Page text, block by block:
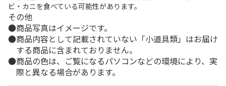
ビ・カニを食べている可能性があります。
その他
商品写真はイメージです。
商品内容として記載されていない「小道具類」はお届け
する商品に含まれておりません。
商品の色は、ご覧になるパソコンなどの環境により、実
際と異なる場合があります。